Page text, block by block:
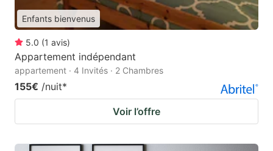
Enfants bienvenus
5.0 (1 avis)
Appartement indépendant
appartement · 4 Invités · 2 Chambres
155€ /nuit*
Voir l’offre